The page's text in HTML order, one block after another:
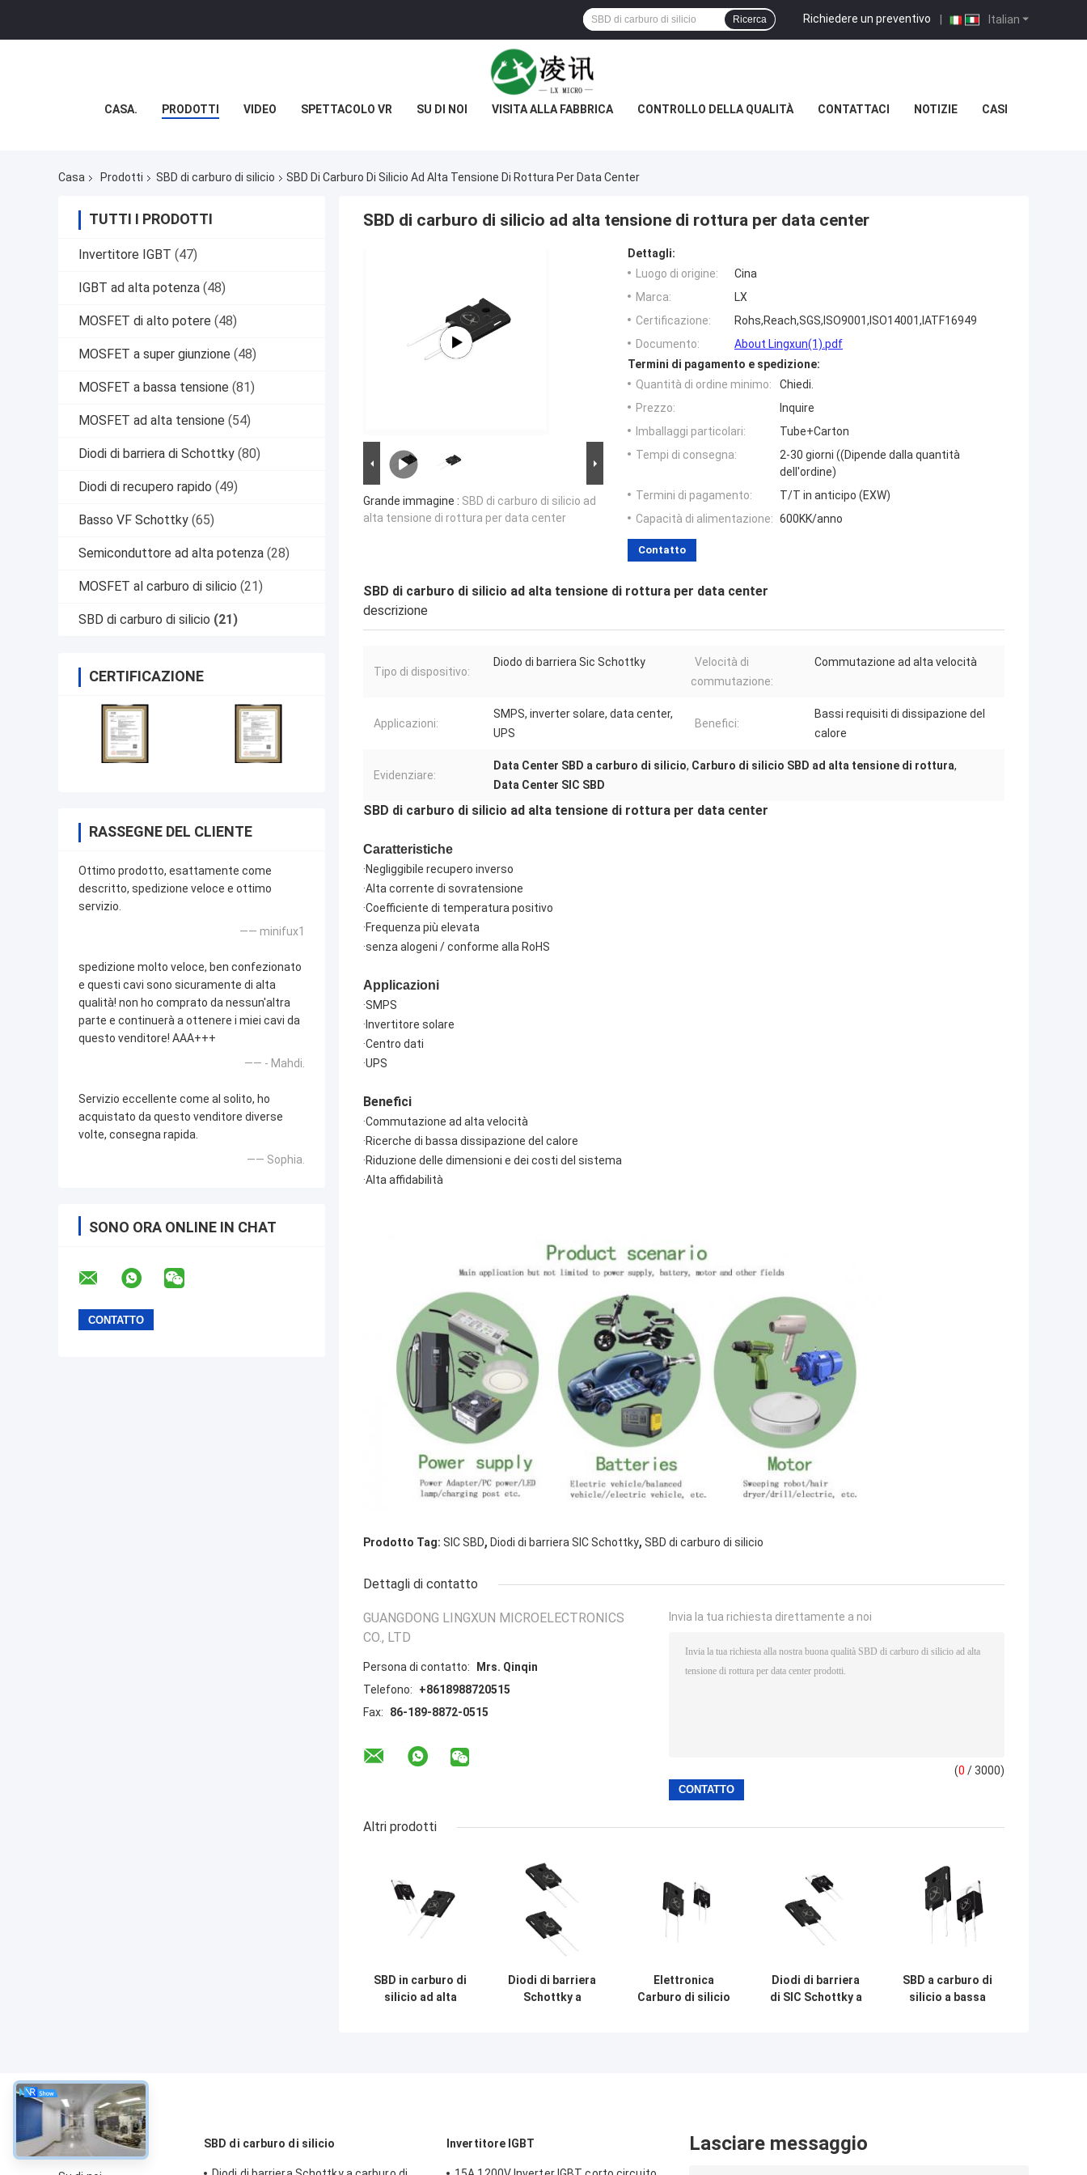
Italian
Richiedere un preventivo |
Ricerca
CASA. PRODOTTI VIDEO SPETTACOLO VR SU DI NOI VISITA ALLA FABBRICA CONTROLLO DELLA QUALITÀ CONTATTACI NOTIZIE CASI
Casa Prodotti SBD di carburo di silicio SBD Di Carburo Di Silicio Ad Alta Tensione Di Rottura Per Data Center
TUTTI I PRODOTTI
Invertitore IGBT (47)
IGBT ad alta potenza (48)
MOSFET di alto potere (48)
MOSFET a super giunzione (48)
MOSFET a bassa tensione (81)
MOSFET ad alta tensione (54)
Diodi di barriera di Schottky (80)
Diodi di recupero rapido (49)
Basso VF Schottky (65)
Semiconduttore ad alta potenza (28)
MOSFET al carburo di silicio (21)
SBD di carburo di silicio (21)
CERTIFICAZIONE
RASSEGNE DEL CLIENTE
Ottimo prodotto, esattamente come
descritto, spedizione veloce e ottimo
servizio.
—— minifux1
spedizione molto veloce, ben confezionato
e questi cavi sono sicuramente di alta
qualità! non ho comprato da nessun'altra
parte e continuerà a ottenere i miei cavi da
questo venditore! AAA+++
—— - Mahdi.
Servizio eccellente come al solito, ho
acquistato da questo venditore diverse
volte, consegna rapida.
—— Sophia.
SONO ORA ONLINE IN CHAT
SBD di carburo di silicio ad alta tensione di rottura per data center
Grande immagine : SBD di carburo di silicio ad
alta tensione di rottura per data center
Dettagli:
Luogo di origine:
Cina
Marca:
LX
Certificazione:
Rohs,Reach,SGS,ISO9001,ISO14001,IATF16949
Documento:
About Lingxun(1).pdf
Termini di pagamento e spedizione:
Quantità di ordine minimo:
Chiedi.
Prezzo:
Inquire
Imballaggi particolari:
Tube+Carton
Tempi di consegna:
2-30 giorni ((Dipende dalla quantità
dell'ordine)
Termini di pagamento:
T/T in anticipo (EXW)
Capacità di alimentazione: 600KK/anno
Contatto
SBD di carburo di silicio ad alta tensione di rottura per data center
descrizione
Tipo di dispositivo:
Diodo di barriera Sic Schottky
Velocità di
commutazione:
Commutazione ad alta velocità
Applicazioni:
SMPS, inverter solare, data center,
UPS
Benefici:
Bassi requisiti di dissipazione del
calore
Evidenziare:
Data Center SBD a carburo di silicio, Carburo di silicio SBD ad alta tensione di rottura,
Data Center SIC SBD
SBD di carburo di silicio ad alta tensione di rottura per data center
Caratteristiche
·Negliggibile recupero inverso
·Alta corrente di sovratensione
·Coefficiente di temperatura positivo
·Frequenza più elevata
·senza alogeni / conforme alla RoHS
Applicazioni
·SMPS
·Invertitore solare
·Centro dati
·UPS
Benefici
·Commutazione ad alta velocità
·Ricerche di bassa dissipazione del calore
·Riduzione delle dimensioni e dei costi del sistema
·Alta affidabilità
Prodotto Tag: SIC SBD, Diodi di barriera SIC Schottky, SBD di carburo di silicio
Dettagli di contatto
GUANGDONG LINGXUN MICROELECTRONICS
CO., LTD
Persona di contatto:
Mrs. Qinqin
Telefono:
+8618988720515
Fax:
86-189-8872-0515
Invia la tua richiesta direttamente a noi
(0 / 3000)
Altri prodotti
SBD in carburo di
silicio ad alta
Diodi di barriera
Schottky a
Elettronica
Carburo di silicio
Diodi di barriera
di SIC Schottky a
SBD a carburo di
silicio a bassa
circa SBD di carburo di silicio Invertitore IGBT Lasciare messaggio